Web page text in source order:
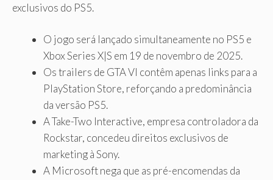
exclusivos do PS5.
O jogo será lançado simultaneamente no PS5 e
Xbox Series X|S em 19 de novembro de 2025.
Os trailers de GTA VI contêm apenas links para a
PlayStation Store, reforçando a predominância
da versão PS5.
A Take-Two Interactive, empresa controladora da
Rockstar, concedeu direitos exclusivos de
marketing à Sony.
A Microsoft nega que as pré-encomendas da